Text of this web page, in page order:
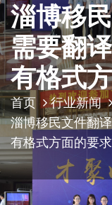
淄博移
需要翻
有格式
首页
行业新闻
淄博移民文件翻
有格式方面的要求